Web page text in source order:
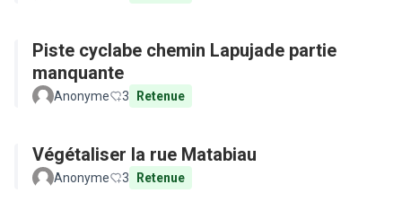
Piste cyclabe chemin Lapujade partie
manquante
Anonyme 3 Retenue
Végétaliser la rue Matabiau
Anonyme 3 Retenue